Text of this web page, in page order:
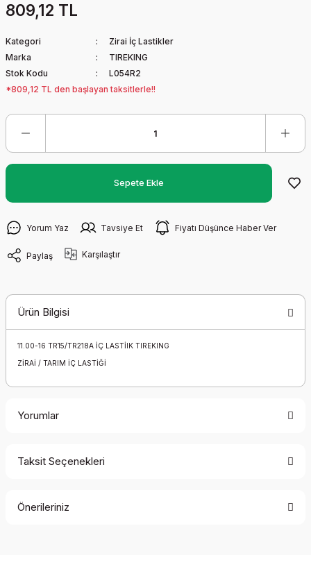
809,12 TL
Kategori
Zirai İç Lastikler
Marka
TIREKING
Stok Kodu
L054R2
*809,12 TL den başlayan taksitlerle!!
Sepete Ekle
Yorum Yaz Tavsiye Et Fiyatı Düşünce Haber Ver
Paylaş Karşılaştır
Ürün Bilgisi
11.00-16 TR15/TR218A İÇ LASTİIK TIREKING
ZİRAİ / TARIM İÇ LASTİĞİ
Yorumlar
Taksit Seçenekleri
Önerileriniz